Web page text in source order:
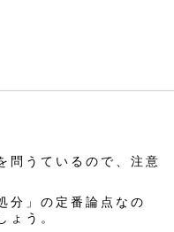
問うているので、注意
分」の定番論点なの
ょう。